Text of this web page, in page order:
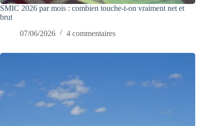
SMIC 2026 par mois : combien touche-t-on vraiment net et
brut
07/06/2026
4 commentaires